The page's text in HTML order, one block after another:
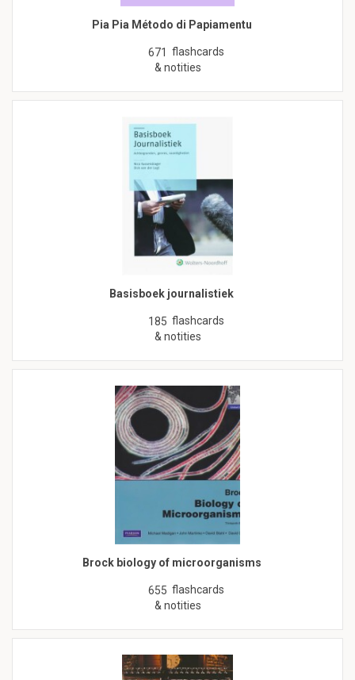
Pia Pia Método di Papiamentu
671 flashcards
& notities
Basisboek journalistiek
185 flashcards
& notities
Brock biology of microorganisms
655 flashcards
& notities